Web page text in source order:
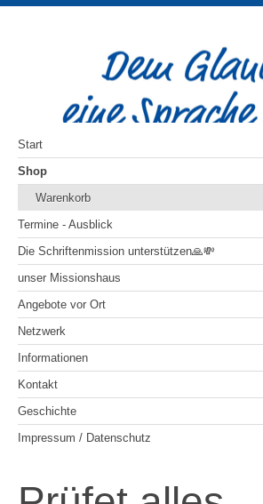
Start
Shop
Warenkorb
Termine - Ausblick
Die Schriftenmission unterstützen🙏💸
unser Missionshaus
Angebote vor Ort
Netzwerk
Informationen
Kontakt
Geschichte
Impressum / Datenschutz